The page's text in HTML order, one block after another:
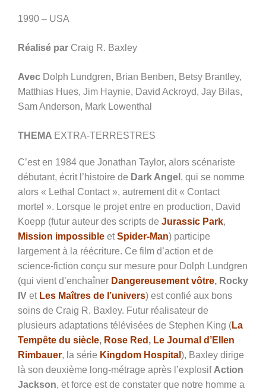
1990 – USA
Réalisé par Craig R. Baxley
Avec Dolph Lundgren, Brian Benben, Betsy Brantley,
Matthias Hues, Jim Haynie, David Ackroyd, Jay Bilas,
Sam Anderson, Mark Lowenthal
THEMA EXTRA-TERRESTRES
C’est en 1984 que Jonathan Taylor, alors scénariste
débutant, écrit l’histoire de Dark Angel , qui se nomme
alors « Lethal Contact », autrement dit « Contact
mortel ». Lorsque le projet entre en production, David
Koepp (futur auteur des scripts de Jurassic Park,
Mission impossible etSpider-Man) participe
largement à la réécriture. Ce film d’action et de
science-fiction conçu sur mesure pour Dolph Lundgren
(qui vient d’enchaîner Dangereusement vôtre, Rocky
IV et Les Maîtres de l’univers) est confié aux bons
soins de Craig R. Baxley. Futur réalisateur de
plusieurs adaptations télévisées de Stephen King (La
Tempête du siècle, Rose Red , Le Journal d’Ellen
Rimbauer, la série Kingdom Hospital ), Baxley dirige
là son deuxième long-métrage après l’explosif Action
Jackson, et force est de constater que notre homme a